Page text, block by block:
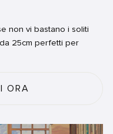
non vi bastano i soliti
25cm perfetti per
ORA